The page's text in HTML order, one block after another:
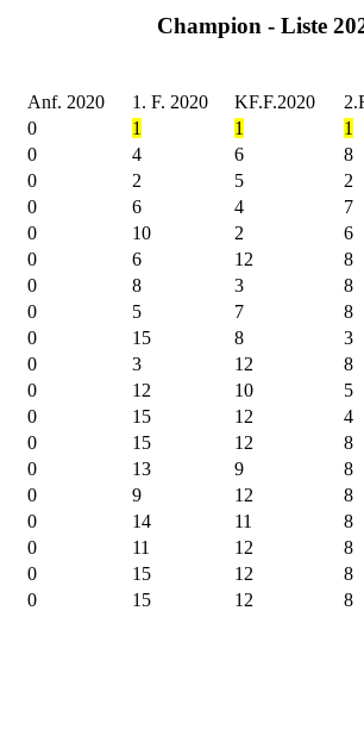
Champion - Liste
Anf. 2020 1. F. 2020 KF.F.2020
0 1 1
1
0 4 6
8
0 2 5
2
0 6 4
7
0 10 2
6
0 6 12
8
0 8 3
8
0 5 7
8
0 15 8
3
0 3 12
8
0 12 10
5
0 15 12
4
0 15 12
8
0 13 9
8
0 9 12
8
0 14 11
8
0 11 12
8
0 15 12
8
0 15 12 8